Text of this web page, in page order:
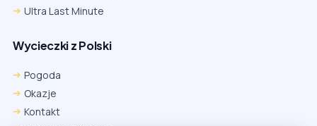
Ultra Last Minute
Wycieczki z Polski
Pogoda
Okazje
Kontakt